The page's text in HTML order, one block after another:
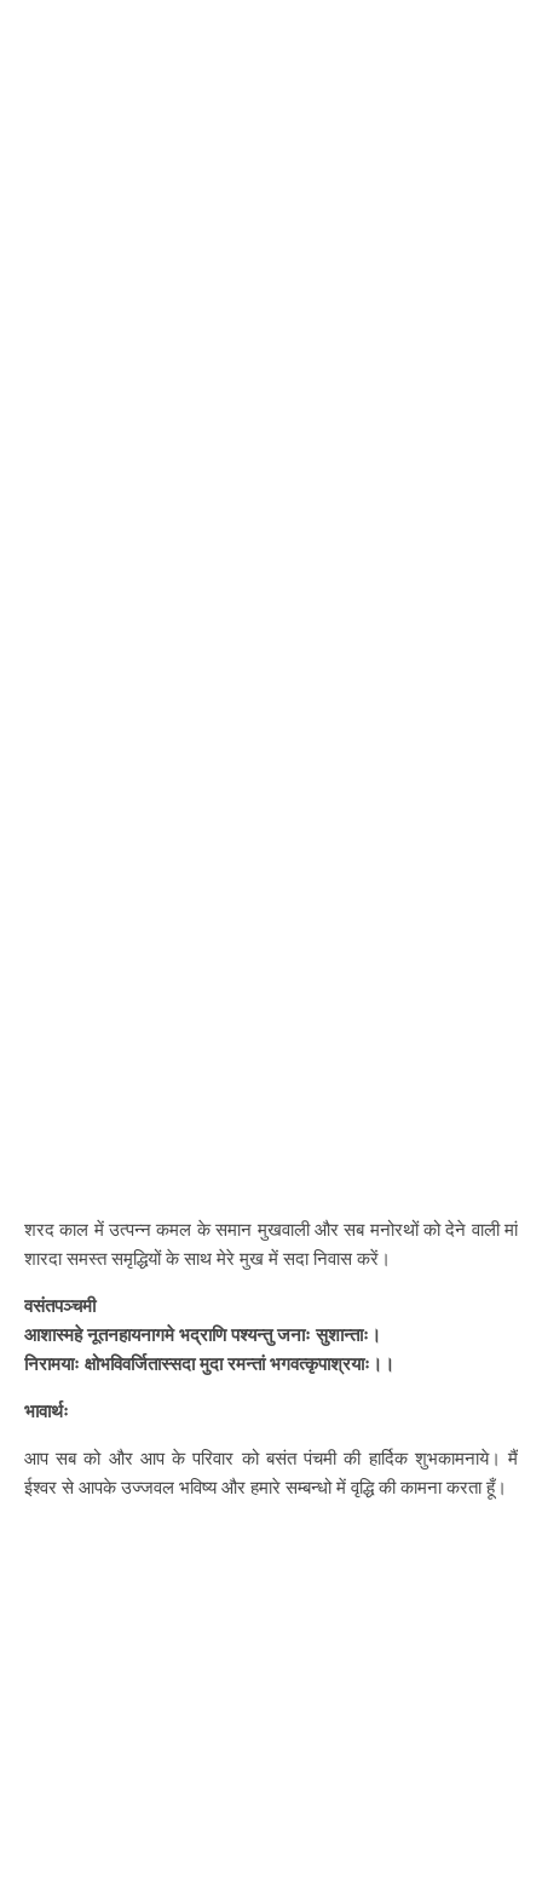
शरद काल में उत्पन्न कमल के समान मुखवाली और सब मनोरथों को देने वाली मां
शारदा समस्त समृद्धियों के साथ मेरे मुख में सदा निवास करें।
वसंतपञ्चमी
आशास्महे नूतनहायनागमे भद्राणि पश्यन्तु जनाः सुशान्ताः।
निरामयाः क्षोभविवर्जितास्सदा मुदा रमन्तां भगवत्कृपाश्रयाः।।
भावार्थः
आप सब को और आप के परिवार को बसंत पंचमी की हार्दिक शुभकामनाये। मैं
ईश्वर से आपके उज्जवल भविष्य और हमारे सम्बन्धो में वृद्धि की कामना करता हूँ।